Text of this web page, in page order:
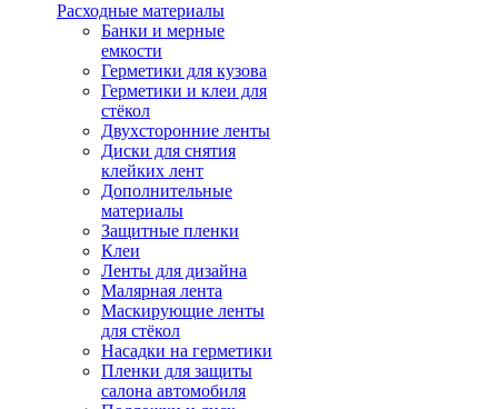
Расходные материалы
Банки и мерные
емкости
Герметики для кузова
Герметики и клеи для
стёкол
Двухсторонние ленты
Диски для снятия
клейких лент
Дополнительные
материалы
Защитные пленки
Клеи
Ленты для дизайна
Малярная лента
Маскирующие ленты
для стёкол
Насадки на герметики
Пленки для защиты
салона автомобиля